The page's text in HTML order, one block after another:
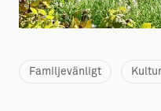
→ Fritidsliv
→ Idrottsliv
Familjevänligt